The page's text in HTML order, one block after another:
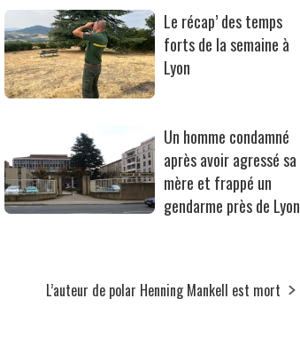
Le récap’ des temps
forts de la semaine à
Lyon
Un homme condamné
après avoir agressé sa
mère et frappé un
gendarme près de Lyon
L’auteur de polar Henning Mankell est mort